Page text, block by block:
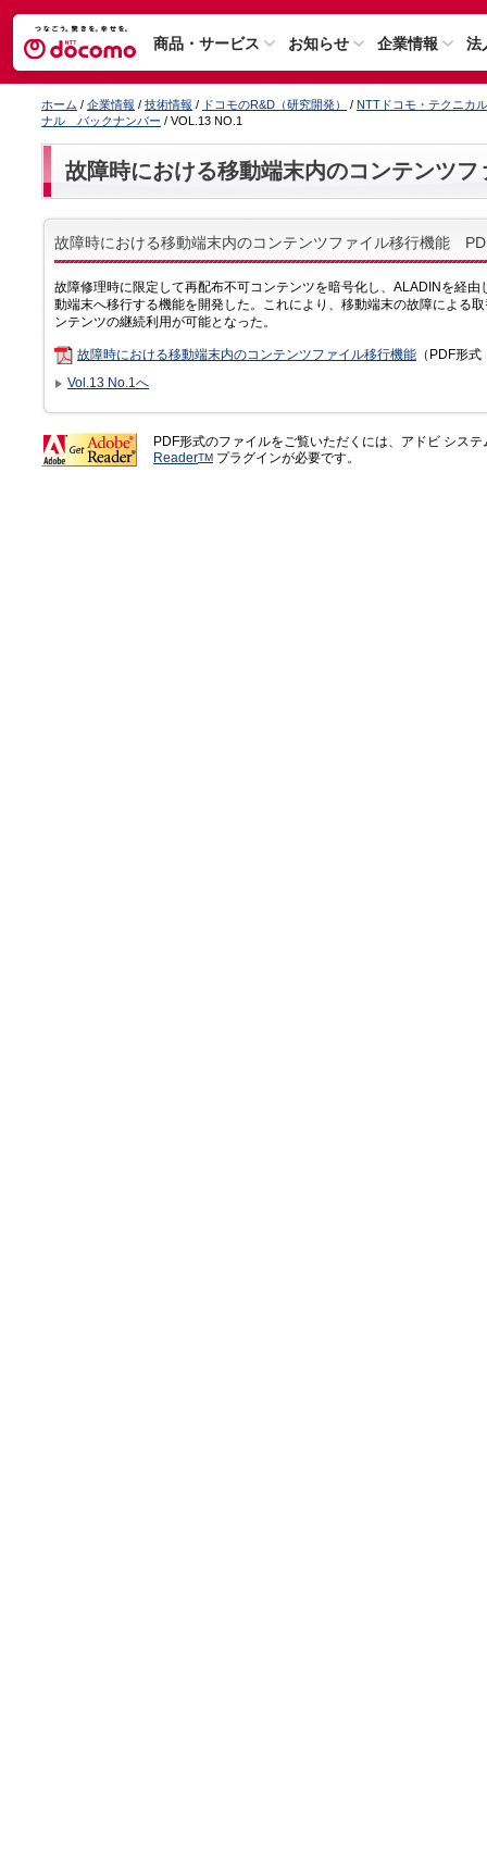
商品・サービス お知らせ 企業情報 法
ホーム / 企業情報 / 技術情報 / ドコモのR&D（研究開発） / NTTドコモ・テクニカ
ナル バックナンバー / VOL.13 NO.1
故障時における移動端末内のコンテンツフ
故障時における移動端末内のコンテンツファイル移行機能
故障修理時に限定して再配布不可コンテンツを暗号化し、ALADINを経
動端末へ移行する機能を開発した。これにより、移動端末の故障による
ンテンツの継続利用が可能となった。
故障時における移動端末内のコンテンツファイル移行機能 （PDF形
Vol.13 No.1へ
PDF形式のファイルをご覧いただくには、アドビ シス
ReaderTM プラグインが必要です。